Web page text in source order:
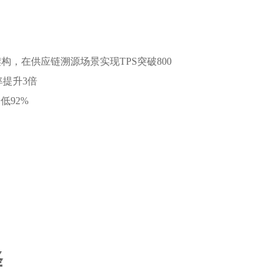
，在供应链溯源场景实现TPS突破800
提升3倍
92%